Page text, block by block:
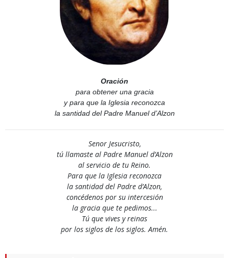
Oración
para obtener una gracia
y para que la Iglesia reconozca
la santidad del Padre Manuel d’Alzon
Senor Jesucristo,
tú llamaste al Padre Manuel d’Alzon
al servicio de tu Reino.
Para que la Iglesia reconozca
la santidad del Padre d’Alzon,
concédenos por su intercesión
la gracia que te pedimos...
Tú que vives y reinas
por los siglos de los siglos. Amén.